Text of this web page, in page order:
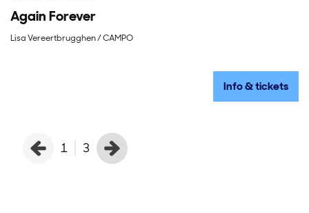
Again Forever
Lisa Vereertbrugghen / CAMPO
Info & tickets
1 3